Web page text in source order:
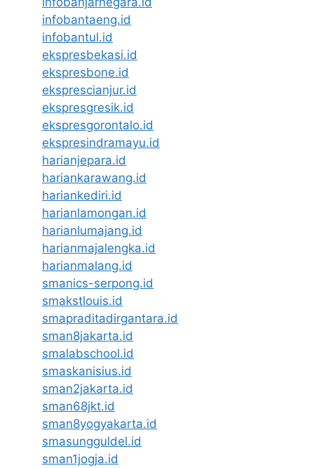
infobantaeng.id
infobantul.id
ekspresbekasi.id
ekspresbone.id
eksprescianjur.id
ekspresgresik.id
ekspresgorontalo.id
ekspresindramayu.id
harianjepara.id
hariankarawang.id
hariankediri.id
harianlamongan.id
harianlumajang.id
harianmajalengka.id
harianmalang.id
smanics-serpong.id
smakstlouis.id
smapraditadirgantara.id
sman8jakarta.id
smalabschool.id
smaskanisius.id
sman2jakarta.id
sman68jkt.id
sman8yogyakarta.id
smasungguldel.id
sman1jogja.id